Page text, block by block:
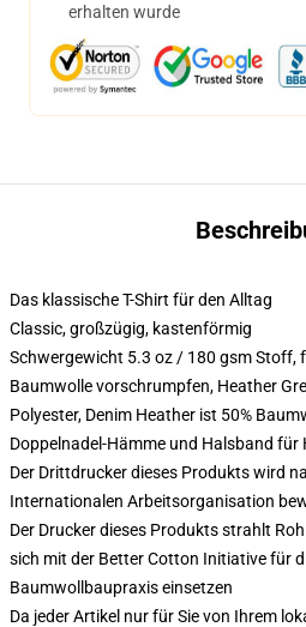
erhalten wurde
Das klassische T-Shirt für den Alltag
Classic, großzügig, kastenförmig
Schwergewicht 5.3 oz / 180 gsm Stoff,
Baumwolle vorschrumpfen, Heather
Polyester, Denim Heather ist 50%
Doppelnadel-Hämme und Halsband für
Der Drittdrucker dieses Produkts wird
Internationalen Arbeitsorganisation
Der Drucker dieses Produkts strahlt
sich mit der Better Cotton Initiative für
Baumwollbaupraxis einsetzen
Da jeder Artikel nur für Sie von Ihrem